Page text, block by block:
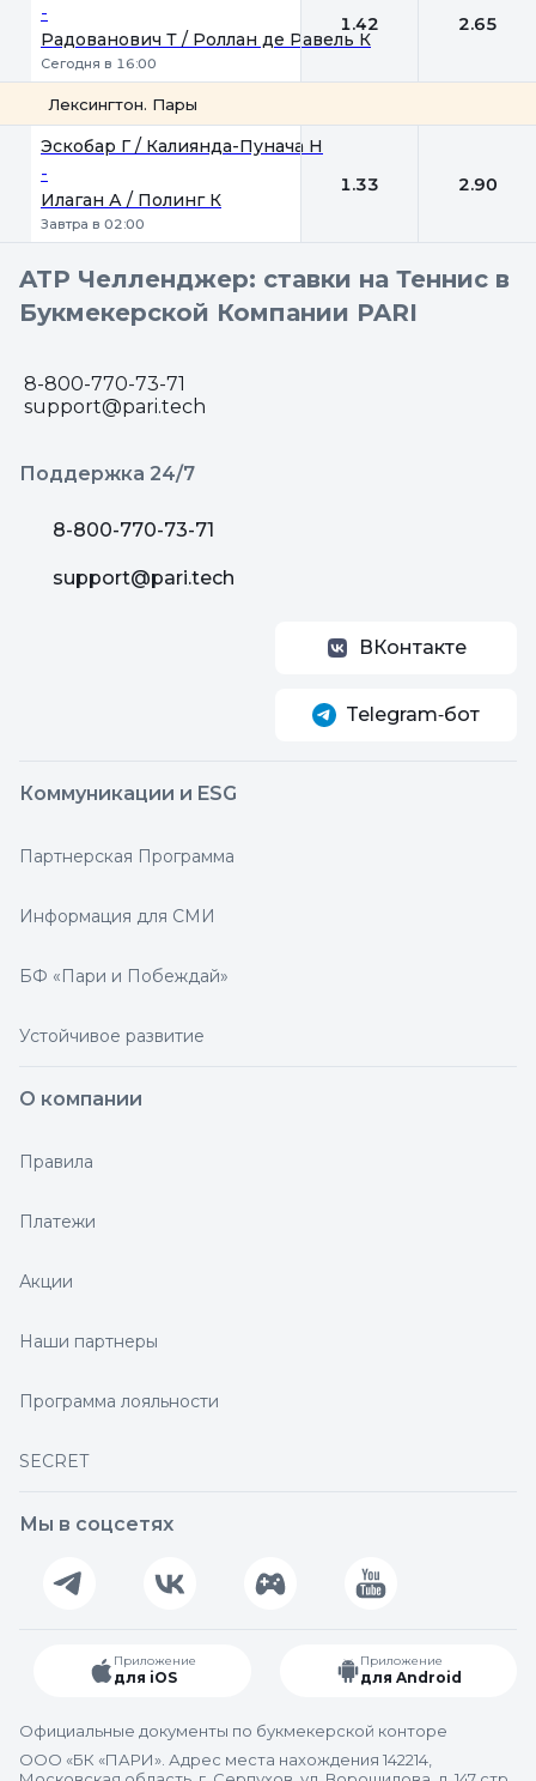
-
Радованович Т / Роллан де Равель К
Сегодня в 16:00
1.42 2.65
Лексингтон. Пары
Эскобар Г / Калиянда-Пунача Н
-
Илаган А / Полинг К
Завтра в 02:00
1.33 2.90
ATP Челленджер: ставки на Теннис в
Букмекерской Компании PARI
8-800-770-73-71
support@pari.tech
Поддержка 24/7
8-800-770-73-71
support@pari.tech
ВКонтакте
Telegram‑бот
Коммуникации и ESG
Партнерская Программа
Информация для СМИ
БФ «Пари и Побеждай»
Устойчивое развитие
О компании
Правила
Платежи
Акции
Наши партнеры
Программа лояльности
SECRET
Мы в соцсетях
Приложение
для iOS
Приложение
для Android
Официальные документы по букмекерской конторе
ООО «БК «ПАРИ». Адрес места нахождения 142214,